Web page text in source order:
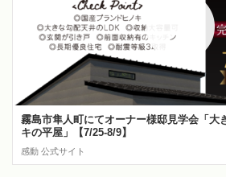
霧島市隼人町にてオーナー様邸見学会「大
キの平屋」【7/25-8/9】
感動 公式サイト